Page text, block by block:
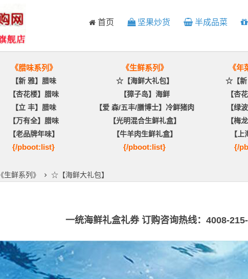
首页 坚果炒货 半成品菜
《腊味系列》
【新 雅】腊味
【杏花楼】腊味
【立 丰】腊味
【万有全】腊味
【老品牌年味】
{/pboot:list}
《生鲜系列》
☆【海鲜大礼包】
【獐子岛】海鲜
【爱 森/五丰/膳博士】冷鲜猪肉
【光明混合生鲜礼盒】
【牛羊肉生鲜礼盒】
{/pboot:list}
《年
☆【新
【杏
【绿
【梅
【上
{/
《生鲜系列》 ☆【海鲜大礼包】
一统海鲜礼盒礼券 订购咨询热线：4008-